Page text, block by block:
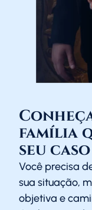
família
seu
Você precisa
sua situação,
objetiva e